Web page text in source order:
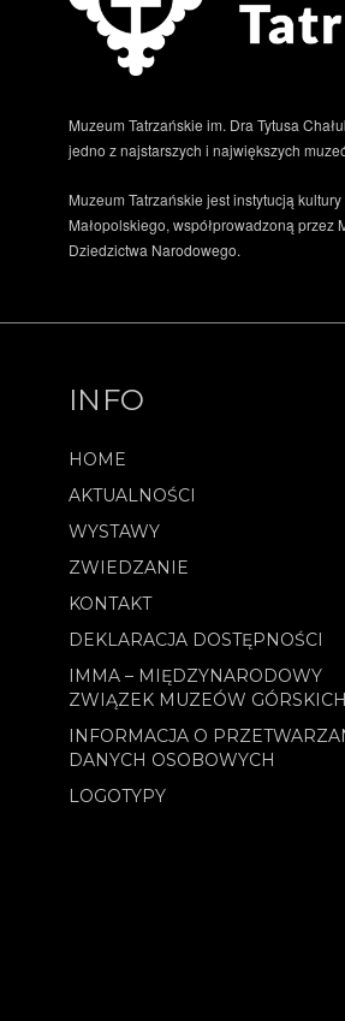
Muzeum Tatrzańskie im. Dra Tytusa
jedno z najstarszych i największych
Muzeum Tatrzańskie jest instytucją
Małopolskiego, współprowadzoną przez
Dziedzictwa Narodowego.
INFO
HOME
AKTUALNOŚCI
WYSTAWY
ZWIEDZANIE
KONTAKT
DEKLARACJA DOSTĘPNOŚCI
IMMA – MIĘDZYNARODOWY
ZWIĄZEK MUZEÓW GÓRSKICH
INFORMACJA O
DANYCH OSOBOWYCH
LOGOTYPY